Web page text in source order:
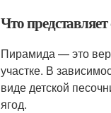
Что
Пирамида — это
участке. В
виде детской
ягод.